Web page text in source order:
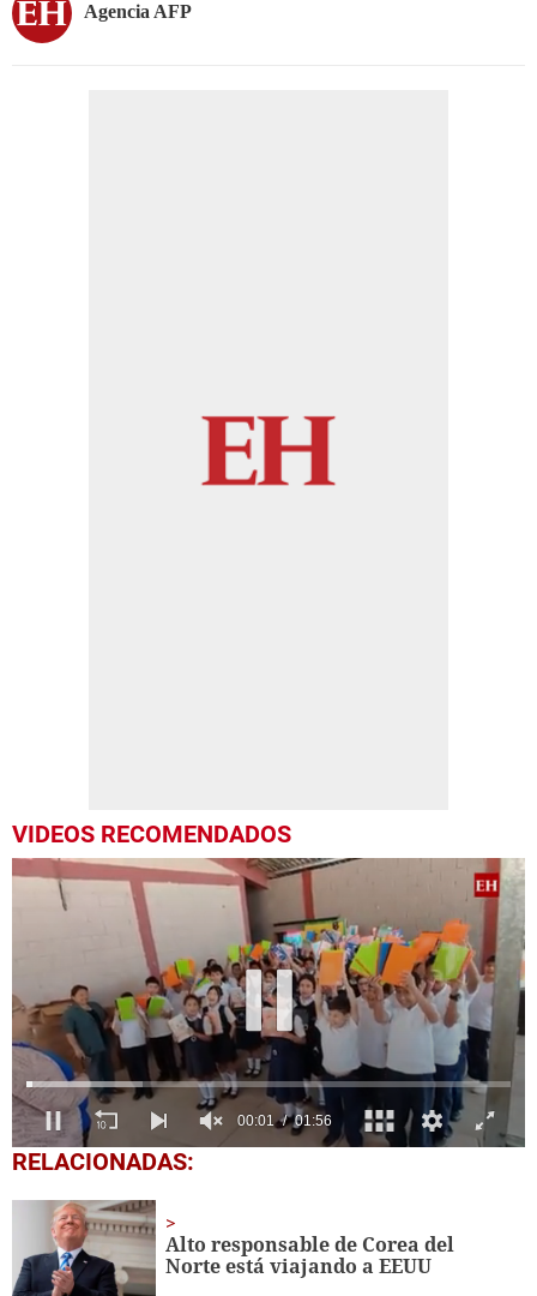
Agencia AFP
VIDEOS RECOMENDADOS
0
seconds
minute,
56
seconds
RELACIONADAS:
Alto responsable de Corea del
Norte está viajando a EEUU